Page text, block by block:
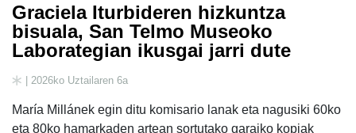
Graciela Iturbideren hizkuntza
bisuala, San Telmo Museoko
Laborategian ikusgai jarri dute
| 2026ko Uztailaren 6a
María Millánek egin ditu komisario lanak eta nagusiki 60ko
eta 80ko hamarkaden artean sortutako garaiko kopiak